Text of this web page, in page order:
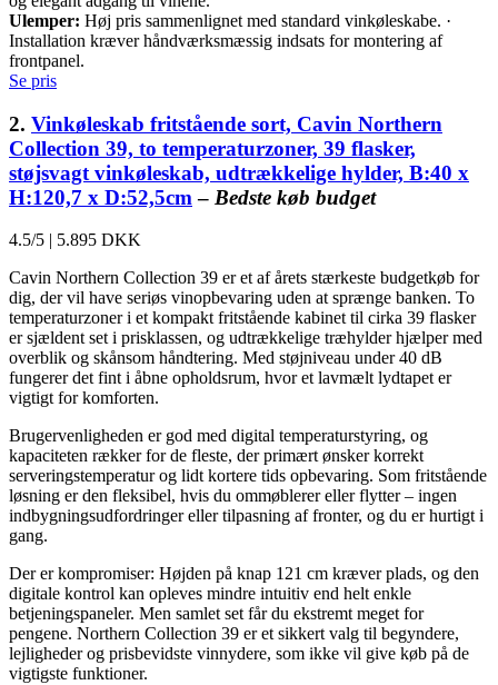
Ulemper: Høj pris sammenlignet med standard vinkøleskabe. ·
Installation kræver håndværksmæssig indsats for montering af
frontpanel.
Se pris
2. Vinkøleskab fritstående sort, Cavin Northern
Collection 39, to temperaturzoner, 39 flasker,
støjsvagt vinkøleskab, udtrækkelige hylder, B:40 x
H:120,7 x D:52,5cm – Bedste køb budget
4.5/5 | 5.895 DKK
Cavin Northern Collection 39 er et af årets stærkeste budgetkøb for
dig, der vil have seriøs vinopbevaring uden at sprænge banken. To
temperaturzoner i et kompakt fritstående kabinet til cirka 39 flasker
er sjældent set i prisklassen, og udtrækkelige træhylder hjælper med
overblik og skånsom håndtering. Med støjniveau under 40 dB
fungerer det fint i åbne opholdsrum, hvor et lavmælt lydtapet er
vigtigt for komforten.
Brugervenligheden er god med digital temperaturstyring, og
kapaciteten rækker for de fleste, der primært ønsker korrekt
serveringstemperatur og lidt kortere tids opbevaring. Som fritstående
løsning er den fleksibel, hvis du ommøblerer eller flytter – ingen
indbygningsudfordringer eller tilpasning af fronter, og du er hurtigt i
gang.
Der er kompromiser: Højden på knap 121 cm kræver plads, og den
digitale kontrol kan opleves mindre intuitiv end helt enkle
betjeningspaneler. Men samlet set får du ekstremt meget for
pengene. Northern Collection 39 er et sikkert valg til begyndere,
lejligheder og prisbevidste vinnydere, som ikke vil give køb på de
vigtigste funktioner.